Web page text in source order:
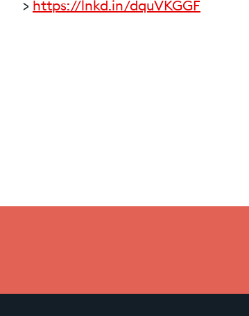
> https://lnkd.in/dquVKGGF